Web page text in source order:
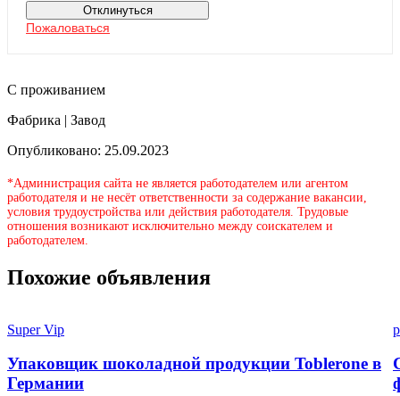
Отклинуться
Пожаловаться
С проживанием
Фабрика | Завод
Опубликовано: 25.09.2023
*Администрация сайта не является работодателем или агентом
работодателя и не несёт ответственности за содержание вакансии,
условия трудоустройства или действия работодателя. Трудовые
отношения возникают исключительно между соискателем и
работодателем.
Похожие объявления
Super Vip
Упаковщик шоколадной продукции Toblerone в
Германии